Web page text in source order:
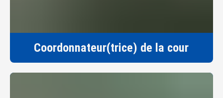
Coordonnateur(trice) de la cour